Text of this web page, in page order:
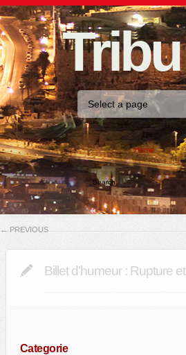
Home
← PREVIOUS
Billet d’humeur : Rupture
Categorie